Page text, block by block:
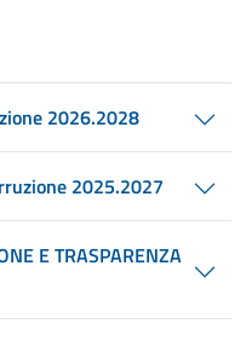
2026.2028
2025.2027
E TRASPARENZA